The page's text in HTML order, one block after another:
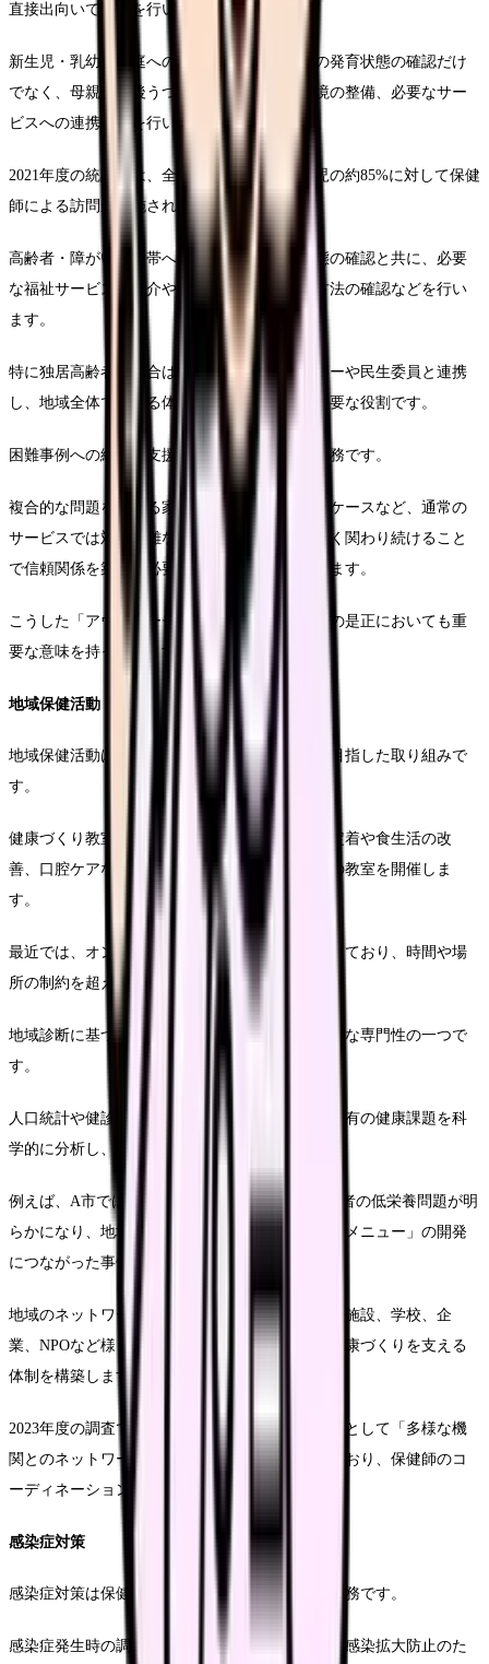
直接出向いて支援を行います。
新生児・乳幼児家庭への訪問では、赤ちゃんの発育状態の確認だけ
でなく、母親の産後うつの早期発見や育児環境の整備、必要なサー
ビスへの連携などを行います。
2021年度の統計では、全国の市区町村で新生児の約85%に対して保健
師による訪問が実施されています。
高齢者・障がい者世帯への訪問では、健康状態の確認と共に、必要
な福祉サービスの紹介や調整、緊急時の対応方法の確認などを行い
ます。
特に独居高齢者の場合は、地域包括支援センターや民生委員と連携
し、地域全体で見守る体制づくりも保健師の重要な役割です。
困難事例への継続的支援も保健師ならではの業務です。
複合的な問題を抱える家庭や、支援を拒否するケースなど、通常の
サービスでは対応困難な事例に対して、根気強く関わり続けること
で信頼関係を築き、必要な支援につなげていきます。
こうした「アウトリーチ」の手法は、健康格差の是正においても重
要な意味を持っています。
地域保健活動
地域保健活動は、地域全体の健康レベル向上を目指した取り組みで
す。
健康づくり教室の企画・運営では、運動習慣の定着や食生活の改
善、口腔ケアなど、様々なテーマで住民参加型の教室を開催しま
す。
最近では、オンラインを活用した健康教室も増えており、時間や場
所の制約を超えた支援が可能になっています。
地域診断に基づく健康課題の抽出は保健師の重要な専門性の一つで
す。
人口統計や健診データ、住民の声などから地域特有の健康課題を科
学的に分析し、効果的な対策を立案します。
例えば、A市では保健師による地域診断から高齢者の低栄養問題が明
らかになり、地域の飲食店と連携した「健康応援メニュー」の開発
につながった事例があります。
地域のネットワークづくりでは、医療機関や福祉施設、学校、企
業、NPOなど様々な機関と連携し、地域全体で健康づくりを支える
体制を構築します。
2023年度の調査では、効果的な地域保健活動の鍵として「多様な機
関とのネットワーク構築力」が最も重要視されており、保健師のコ
ーディネーション能力が問われています。
感染症対策
感染症対策は保健所を中心に展開される重要な業務です。
感染症発生時の調査・対応では、感染源の特定や感染拡大防止のた